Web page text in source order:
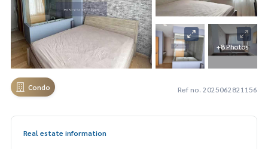
+8 Photos
Condo Ref no. 2025062821156
Real estate information